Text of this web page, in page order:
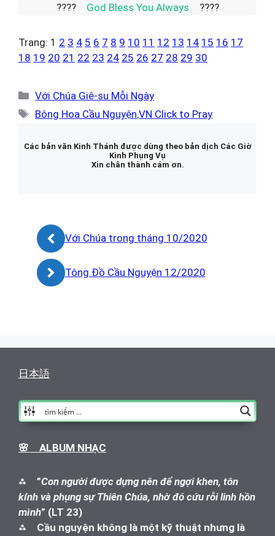
????God Bless You Always????
Trang: 1 2 3 4 5 6 7 8 9 10 11 12 13 14 15 16 17
18 19 20 21 22 23 24 25 26 27 28 29 30
Danh
mục
Với Chúa Giê-su Mỗi Ngày
Thẻ
Bông Hoa Cầu Nguyện,VN Click to Pray
Các bản văn Kinh Thánh được dùng theo bản dịch Các Giờ
Kinh Phụng Vụ
Xin chân thành cám ơn.
Với Chúa trong tháng 10/2020
Tông Đồ Cầu Nguyện 12/2020
日本語
🌸 ALBUM NHẠC
⁂ ”Con người được dựng nên để ngợi khen, tôn
kính và phụng sự Thiên Chúa, nhờ đó cứu rỗi linh hồn
mình” (LT 23)
⁂ Cầu nguyện không là một kỹ thuật nhưng là